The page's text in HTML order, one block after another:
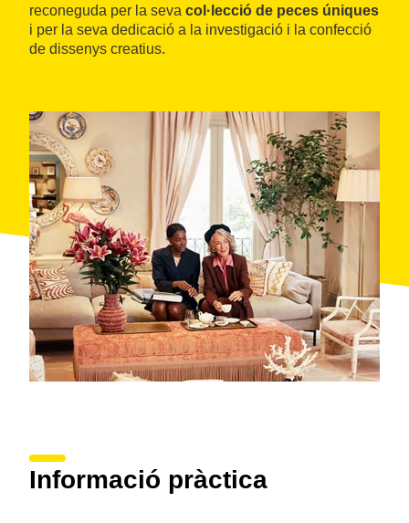
reconeguda per la seva col·lecció de peces úniques
i per la seva dedicació a la investigació i la confecció
de dissenys creatius.
Informació pràctica